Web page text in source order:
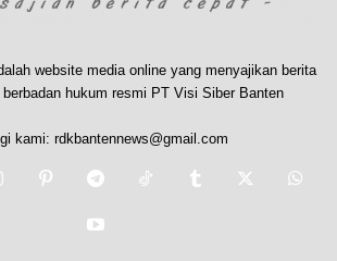
website media online yang menyajikan berita
hukum resmi PT Visi Siber Banten
kami: rdkbantennews@gmail.com